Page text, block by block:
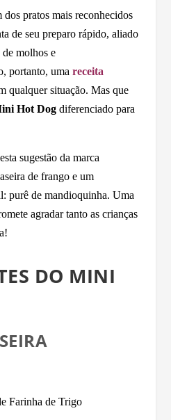
dos pratos mais reconhecidos
de seu preparo rápido, aliado
molhos e
portanto, umareceita
qualquer situação. Mas que
Hot Dog diferenciado para
sugestão da marca
de frango e um
purê de mandioquinha. Uma
agradar tanto as crianças
DO MINI
Farinha de Trigo